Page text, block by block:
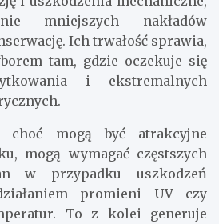
mniejszych nakładów
Ich trwałość sprawia,
tam, gdzie oczekuje się
i ekstremalnych
choć mogą być atrakcyjne
mogą wymagać częstszych
w przypadku uszkodzeń
promieni UV czy
To z kolei generuje